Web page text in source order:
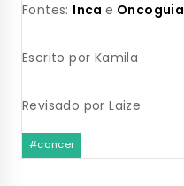
Fontes: Incae Oncoguia
Escrito por Kamila
Revisado por Laize
#cancer